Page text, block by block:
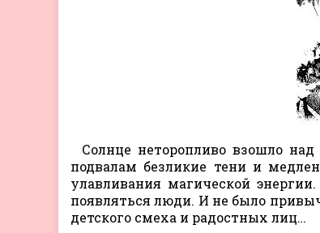
Солнце неторопливо взошло
подвалам безликие тени и
улавливания магической
появляться люди. И не было
детского смеха и радостных лиц…